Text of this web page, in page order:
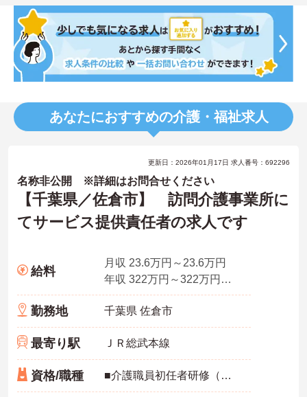
あなたにおすすめの介護・福祉求人
更新日：2026年01月17日 求人番号：692296
名称非公開 ※詳細はお問合せください
【千葉県／佐倉市】 訪問介護事業所に
てサービス提供責任者の求人です
給料
月収 23.6万円～23.6万円
年収 322万円～322万円※賞与3.0ヶ月分の場合
勤務地 千葉県 佐倉市
最寄り駅 ＪＲ総武本線
資格/職種 ■介護職員初任者研修（ヘルパー2級）、介護福祉士実務者研修（ヘルパー1級）、介護福祉士のいずれか ※未経験相談可